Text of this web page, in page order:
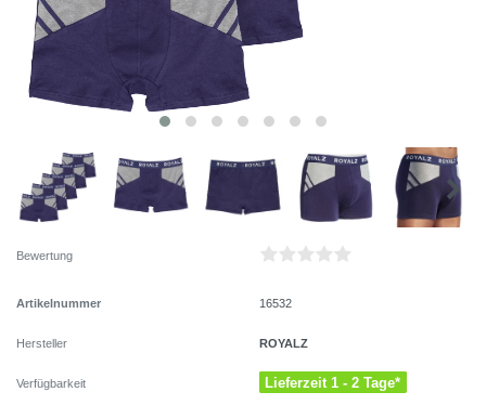
Bewertung
Artikelnummer 16532
Hersteller ROYALZ
Verfügbarkeit Lieferzeit 1 - 2 Tage*